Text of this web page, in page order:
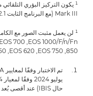
Mark III (مع البرنامج الثابت 1.2.1), وEOS 80D.
850, ‏EOS 750, ‏EOS 620, ‏EOS 650
حال IBIS) عند أقصى بُعد بؤري، مع كاميرا محددة.